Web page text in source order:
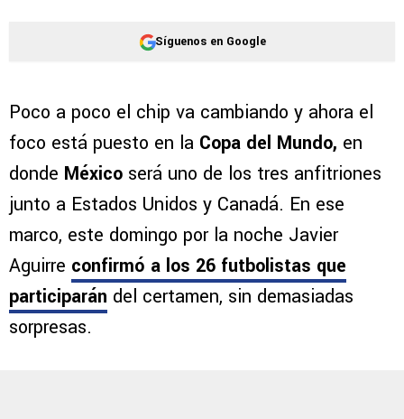
Síguenos en Google
Poco a poco el chip va cambiando y ahora el
foco está puesto en la Copa del Mundo, en
donde México será uno de los tres anfitriones
junto a Estados Unidos y Canadá. En ese
marco, este domingo por la noche Javier
Aguirre confirmó a los 26 futbolistas que
participarán del certamen, sin demasiadas
sorpresas.